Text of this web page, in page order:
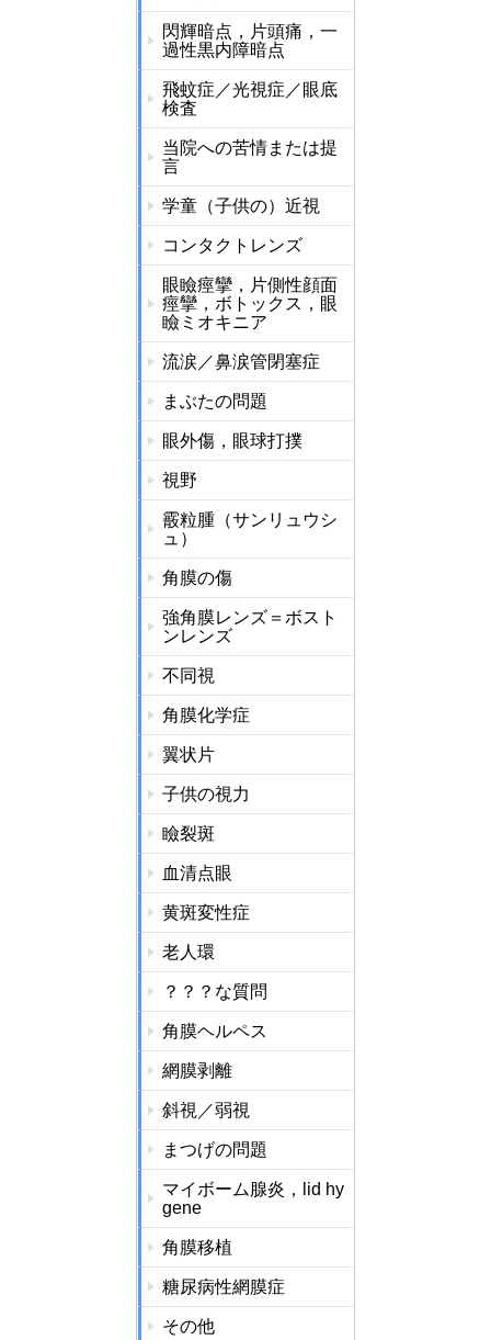
閃輝暗点，片頭痛，一
過性黒内障暗点
飛蚊症／光視症／眼底
検査
当院への苦情または提
言
学童（子供の）近視
コンタクトレンズ
眼瞼痙攣，片側性顔面
痙攣，ボトックス，眼
瞼ミオキニア
流涙／鼻涙管閉塞症
まぶたの問題
眼外傷，眼球打撲
視野
霰粒腫（サンリュウシ
ュ）
角膜の傷
強角膜レンズ＝ボスト
ンレンズ
不同視
角膜化学症
翼状片
子供の視力
瞼裂斑
血清点眼
黄斑変性症
老人環
？？？な質問
角膜ヘルペス
網膜剥離
斜視／弱視
まつげの問題
マイボーム腺炎，lid hy
gene
角膜移植
糖尿病性網膜症
その他